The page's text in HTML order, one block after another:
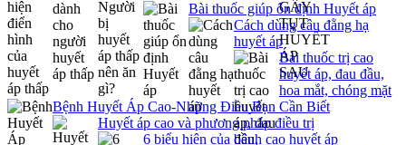
Bài thuốc giúp ổn định Huyết áp
Cách dùng câu đằng hạ
huyết áp
Bài thuốc trị cao
huyết áp, đau đầu,
hoa mắt, chóng mặt
Bệnh Huyết Áp Cao-Những Điều Bạn Cần Biết
Huyết áp cao và phương pháp điều trị
6 biểu hiện của bệnh cao huyết áp